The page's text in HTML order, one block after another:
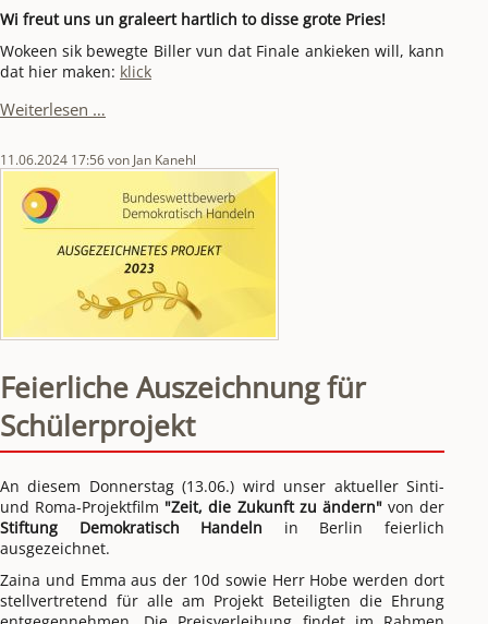
Wi freut uns un graleert hartlich to disse grote Pries!
Wokeen sik bewegte Biller vun dat Finale ankieken will, kann
dat hier maken: klick
Weiterlesen …
Landessiegerin
bei
„Schölers
leest
Platt“
11.06.2024 17:56von Jan Kanehl
Feierliche Auszeichnung für
Schülerprojekt
An diesem Donnerstag (13.06.) wird unser aktueller Sinti-
und Roma-Projektfilm "Zeit, die Zukunft zu ändern"
Stiftung Demokratisch Handeln in Berlin feierlich
ausgezeichnet.
Zaina und Emma aus der 10d sowie Herr Hobe werden dort
stellvertretend für alle am Projekt Beteiligten die Ehrung